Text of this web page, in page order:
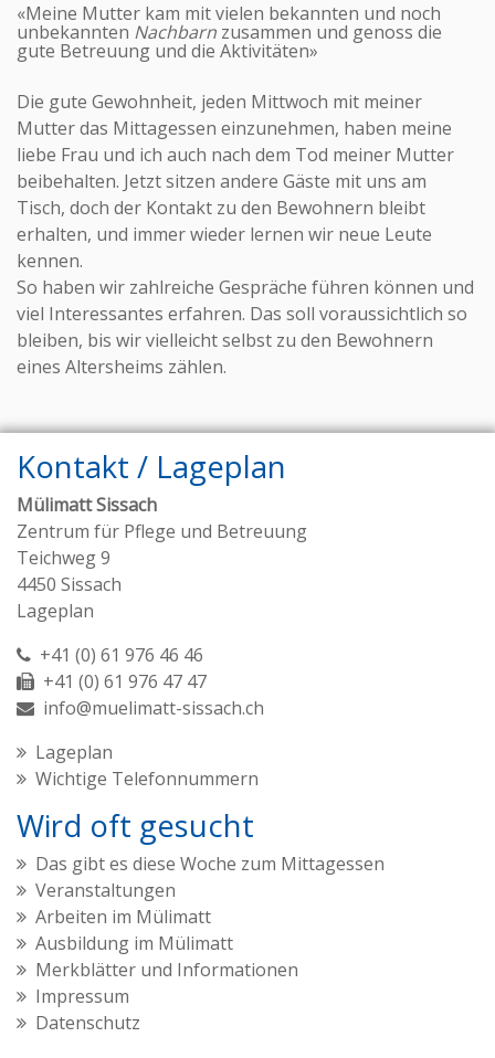
«Meine Mutter kam mit vielen bekannten und noch
unbekannten Nachbarn zusammen und genoss die
gute Betreuung und die Aktivitäten»
Die gute Gewohnheit, jeden Mittwoch mit meiner
Mutter das Mittagessen einzunehmen, haben meine
liebe Frau und ich auch nach dem Tod meiner Mutter
beibehalten. Jetzt sitzen andere Gäste mit uns am
Tisch, doch der Kontakt zu den Bewohnern bleibt
erhalten, und immer wieder lernen wir neue Leute
kennen.
So haben wir zahlreiche Gespräche führen können und
viel Interessantes erfahren. Das soll voraussichtlich so
bleiben, bis wir vielleicht selbst zu den Bewohnern
eines Altersheims zählen.
Kontakt / Lageplan
Mülimatt Sissach
Zentrum für Pflege und Betreuung
Teichweg 9
4450 Sissach
Lageplan
+41 (0) 61 976 46 46
+41 (0) 61 976 47 47
info@muelimatt-sissach.ch
Lageplan
Wichtige Telefonnummern
Wird oft gesucht
Das gibt es diese Woche zum Mittagessen
Veranstaltungen
Arbeiten im Mülimatt
Ausbildung im Mülimatt
Merkblätter und Informationen
Impressum
Datenschutz